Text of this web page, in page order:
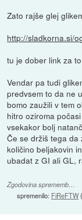
Zato rajše glej
http://sladkorna.si/
tu je dober link za
Vendar pa tudi
predvsem to da ne
bomo zaužili v tem
hitro oziroma
vsekakor bolj
Če se držiš tega da
količino beljakovin
ubadat z GI ali GL,
Zgodovina sprememb…
spremenilo: FiReFTW